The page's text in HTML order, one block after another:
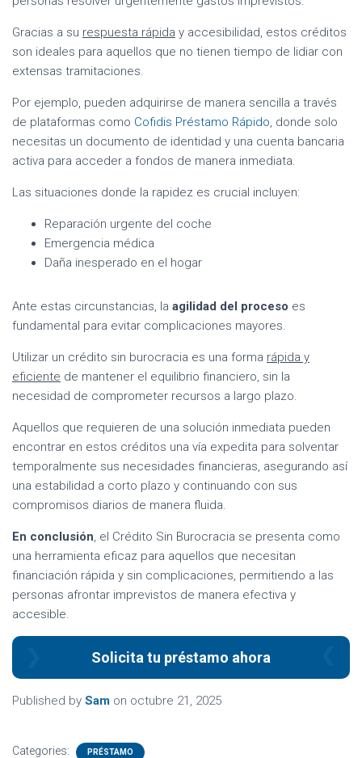
Gracias a su respuesta rápida y accesibilidad, estos créditos
son ideales para aquellos que no tienen tiempo de lidiar con
extensas tramitaciones.
Por ejemplo, pueden adquirirse de manera sencilla a través
de plataformas como Cofidis Préstamo Rápido, donde solo
necesitas un documento de identidad y una cuenta bancaria
activa para acceder a fondos de manera inmediata.
Las situaciones donde la rapidez es crucial incluyen:
Reparación urgente del coche
Emergencia médica
Daña inesperado en el hogar
Ante estas circunstancias, la agilidad del proceso es
fundamental para evitar complicaciones mayores.
Utilizar un crédito sin burocracia es una forma rápida y
eficiente de mantener el equilibrio financiero, sin la
necesidad de comprometer recursos a largo plazo.
Aquellos que requieren de una solución inmediata pueden
encontrar en estos créditos una vía expedita para solventar
temporalmente sus necesidades financieras, asegurando así
una estabilidad a corto plazo y continuando con sus
compromisos diarios de manera fluida.
En conclusión, el Crédito Sin Burocracia se presenta como
una herramienta eficaz para aquellos que necesitan
financiación rápida y sin complicaciones, permitiendo a las
personas afrontar imprevistos de manera efectiva y
accesible.
Solicita tu préstamo ahora
Published by Sam on octubre 21, 2025
Categories: PRÉSTAMO